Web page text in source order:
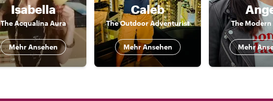
Isabella
The Acqualina Aura
Mehr Ansehen
Caleb
The Outdoor Adventurist
Mehr Ansehen
The
Mehr